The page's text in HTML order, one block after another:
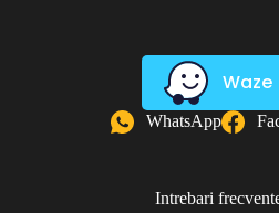
Waze
WhatsApp
Intrebari